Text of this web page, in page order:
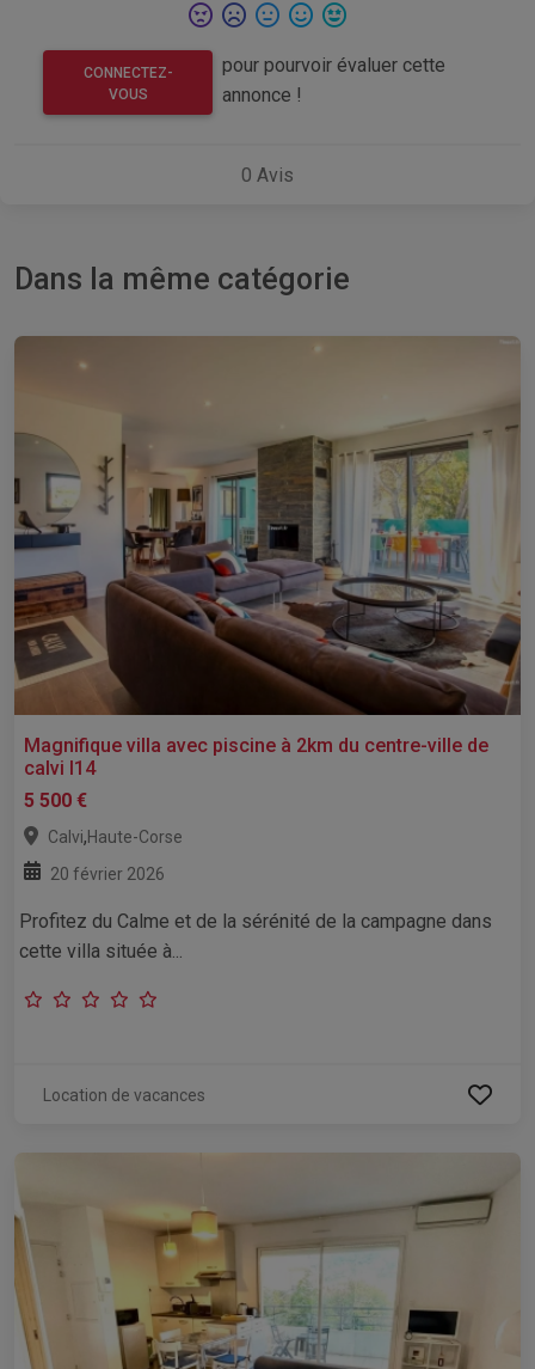
CONNECTEZ-
VOUS
pour pourvoir évaluer cette
annonce !
0 Avis
Dans la même catégorie
Magnifique villa avec piscine à 2km du centre-ville de
calvi l14
5 500 €
Calvi,Haute-Corse
20 février 2026
Profitez du Calme et de la sérénité de la campagne dans
cette villa située à...
Location de vacances